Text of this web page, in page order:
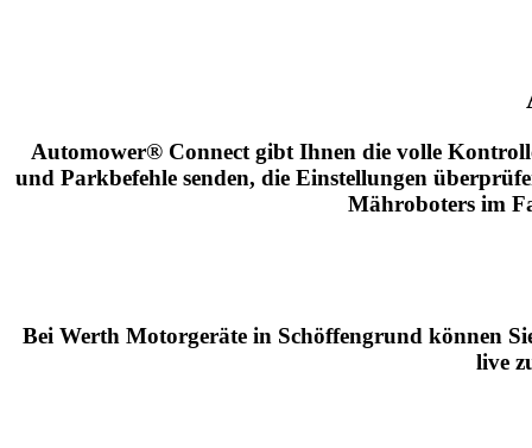
Automower® Connect gibt Ihnen die volle
und Parkbefehle senden, die Einstellungen
Mähroboters im
Bei Werth Motorgeräte in Schöffengrund können
live